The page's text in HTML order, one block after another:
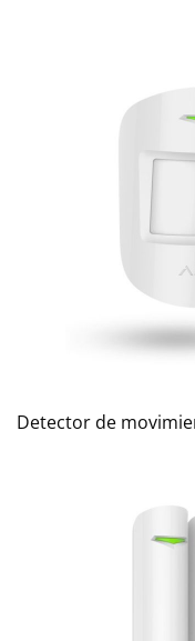
Detector de